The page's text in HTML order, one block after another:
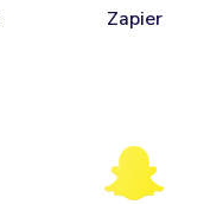
Zapier